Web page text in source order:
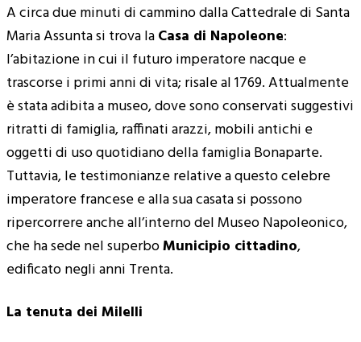
A circa due minuti di cammino dalla Cattedrale di Santa
Maria Assunta si trova laCasa di Napoleone:
l’abitazione in cui il futuro imperatore nacque e
trascorse i primi anni di vita; risale al 1769. Attualmente
è stata adibita a museo, dove sono conservati suggestivi
ritratti di famiglia, raffinati arazzi, mobili antichi e
oggetti di uso quotidiano della famiglia Bonaparte.
Tuttavia, le testimonianze relative a questo celebre
imperatore francese e alla sua casata si possono
ripercorrere anche all’interno del Museo Napoleonico,
che ha sede nel superboMunicipio cittadino,
edificato negli anni Trenta.
La tenuta dei Milelli